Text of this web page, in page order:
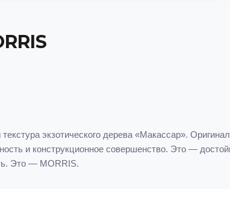
экзотического дерева «Макассар».
и конструкционное совершенство. Это —
Это — MORRIS.